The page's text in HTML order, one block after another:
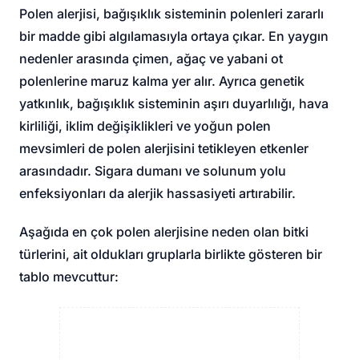
Polen alerjisi, bağışıklık sisteminin polenleri zararlı
bir madde gibi algılamasıyla ortaya çıkar. En yaygın
nedenler arasında çimen, ağaç ve yabani ot
polenlerine maruz kalma yer alır. Ayrıca genetik
yatkınlık, bağışıklık sisteminin aşırı duyarlılığı, hava
kirliliği, iklim değişiklikleri ve yoğun polen
mevsimleri de polen alerjisini tetikleyen etkenler
arasındadır. Sigara dumanı ve solunum yolu
enfeksiyonları da alerjik hassasiyeti artırabilir.
Aşağıda en çok polen alerjisine neden olan bitki
türlerini, ait oldukları gruplarla birlikte gösteren bir
tablo mevcuttur: